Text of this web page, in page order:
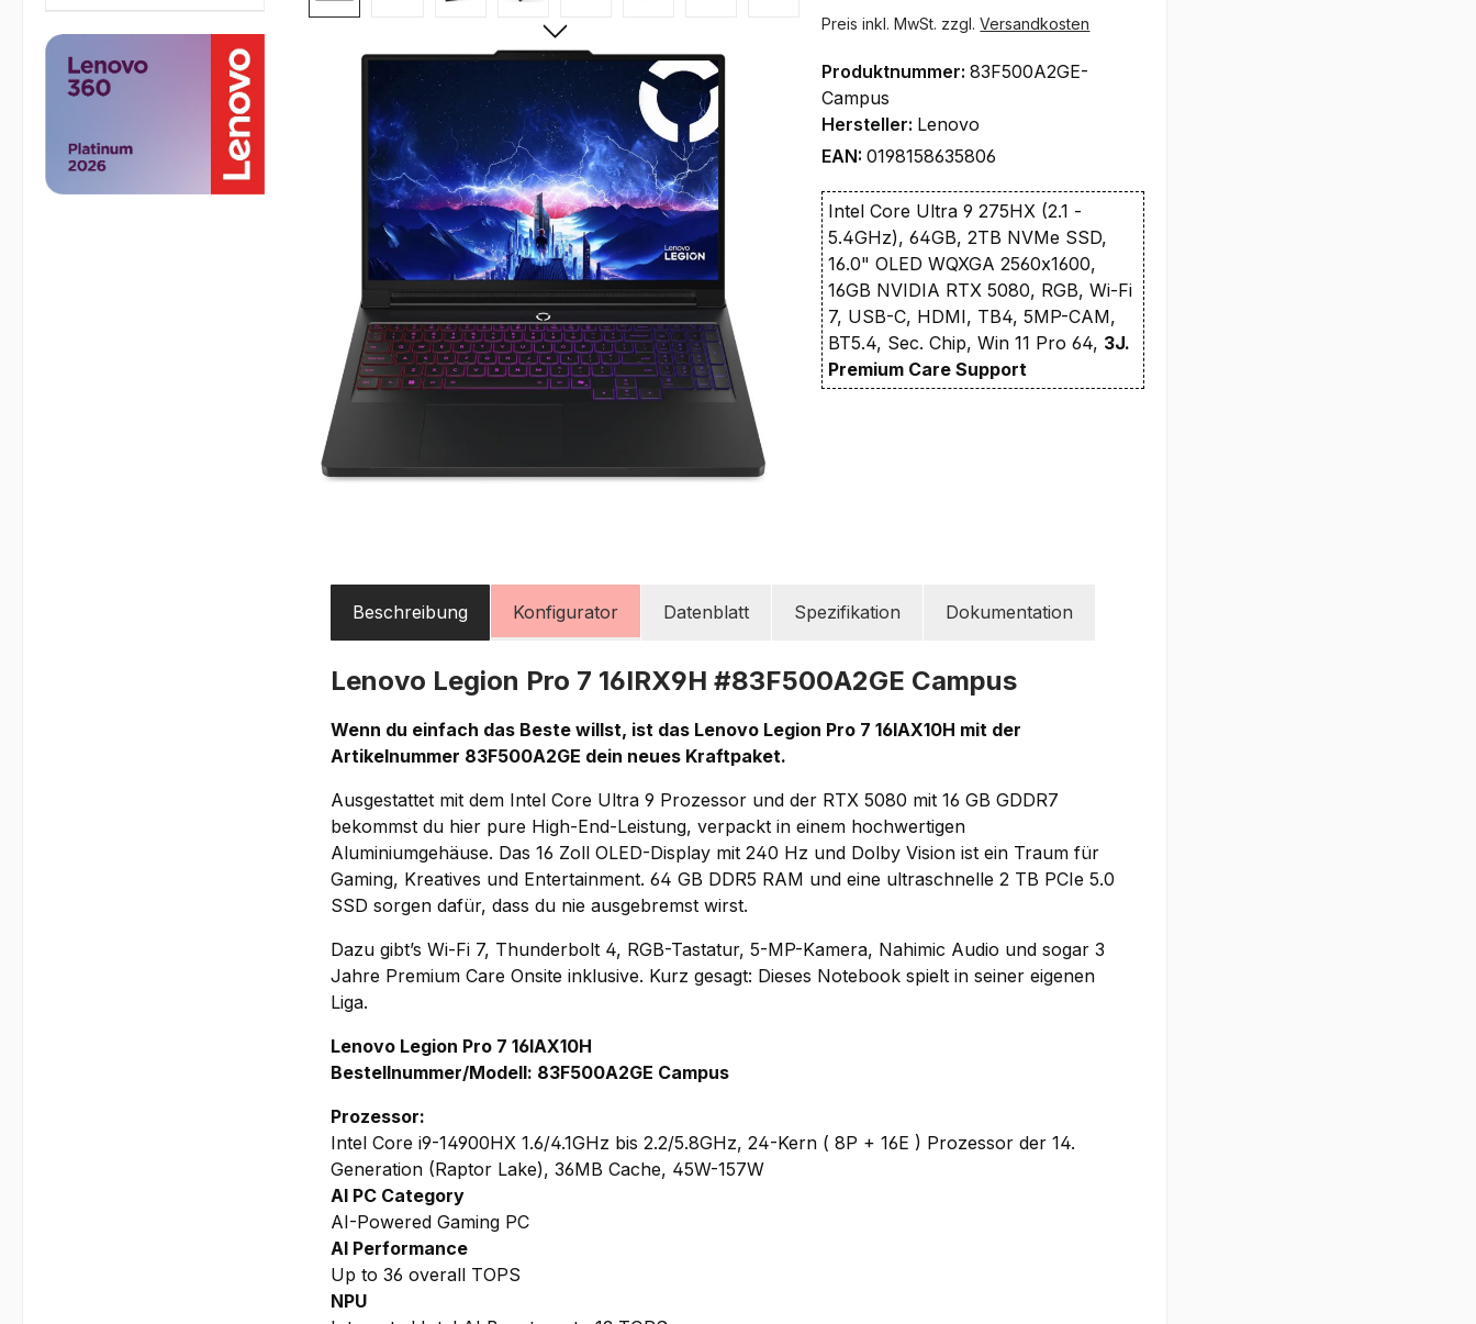
Preis inkl. MwSt. zzgl.Versandkosten
Produktnummer:83F500A2GE-
Campus
Hersteller: Lenovo
EAN:0198158635806
Intel Core Ultra 9 275HX (2.1 -
5.4GHz), 64GB, 2TB NVMe SSD,
16.0" OLED WQXGA 2560x1600,
16GB NVIDIA RTX 5080, RGB, Wi-Fi
7, USB-C, HDMI, TB4, 5MP-CAM,
BT5.4, Sec. Chip, Win 11 Pro 64, 3J.
Premium Care Support
Beschreibung Konfigurator Datenblatt Spezifikation Dokumentation
Lenovo Legion Pro 7 16IRX9H #83F500A2GE Campus
Wenn du einfach das Beste willst, ist das Lenovo Legion Pro 7 16IAX10H mit der
Artikelnummer 83F500A2GE dein neues Kraftpaket.
Ausgestattet mit dem Intel Core Ultra 9 Prozessor und der RTX 5080 mit 16 GB GDDR7
bekommst du hier pure High-End-Leistung, verpackt in einem hochwertigen
Aluminiumgehäuse. Das 16 Zoll OLED-Display mit 240 Hz und Dolby Vision ist ein Traum für
Gaming, Kreatives und Entertainment. 64 GB DDR5 RAM und eine ultraschnelle 2 TB PCIe 5.0
SSD sorgen dafür, dass du nie ausgebremst wirst.
Dazu gibt’s Wi-Fi 7, Thunderbolt 4, RGB-Tastatur, 5-MP-Kamera, Nahimic Audio und sogar 3
Jahre Premium Care Onsite inklusive. Kurz gesagt: Dieses Notebook spielt in seiner eigenen
Liga.
Lenovo Legion Pro 7 16IAX10H
Bestellnummer/Modell: 83F500A2GE Campus
Prozessor:
Intel Core i9-14900HX 1.6/4.1GHz bis 2.2/5.8GHz, 24-Kern ( 8P + 16E ) Prozessor der 14.
Generation (Raptor Lake), 36MB Cache, 45W-157W
AI PC Category
AI-Powered Gaming PC
AI Performance
Up to 36 overall TOPS
NPU